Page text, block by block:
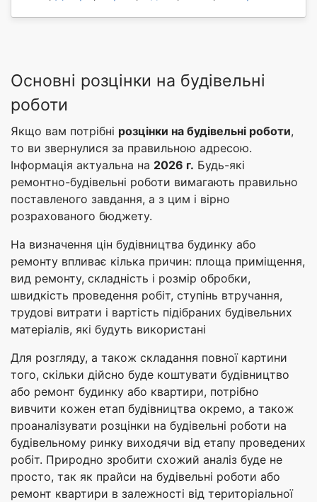
Основні розцінки на будівельні
роботи
Якщо вам потрібні розцінки на будівельні роботи,
то ви звернулися за правильною адресою.
Інформація актуальна на 2026 г. Будь-які
ремонтно-будівельні роботи вимагають правильно
поставленого завдання, а з цим і вірно
розрахованого бюджету.
На визначення цін будівництва будинку або
ремонту впливає кілька причин: площа приміщення,
вид ремонту, складність і розмір обробки,
швидкість проведення робіт, ступінь втручання,
трудові витрати і вартість підібраних будівельних
матеріалів, які будуть використані
Для розгляду, а також складання повної картини
того, скільки дійсно буде коштувати будівництво
або ремонт будинку або квартири, потрібно
вивчити кожен етап будівництва окремо, а також
проаналізувати розцінки на будівельні роботи на
будівельному ринку виходячи від етапу проведених
робіт. Природно зробити схожий аналіз буде не
просто, так як прайси на будівельні роботи або
ремонт квартири в залежності від територіальної